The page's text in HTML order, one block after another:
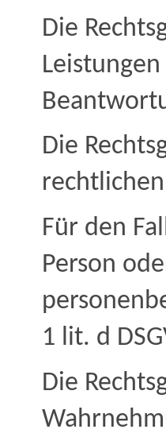
Die
Die
Für den
Person
1 lit. d
Die